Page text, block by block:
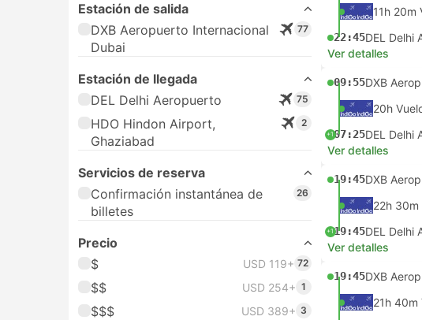
Estación de salida
DXB Aeropuerto Internacional
Dubai
77
Estación de llegada
DEL Delhi Aeropuerto
75
HDO Hindon Airport,
Ghaziabad
2
Servicios de reserva
Confirmación instantánea de
billetes
26
Precio
$
USD 119+ 72
$$ USD 254+ 1
$$$ USD 389+ 3
11h 20m
22:45DEL Delhi
Ver detalles
09:55DXB
20h
+107:25DEL Delhi
Ver detalles
19:45DXB
22h 30m
+119:45DEL Delhi
Ver detalles
19:45DXB
21h 40m